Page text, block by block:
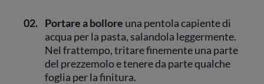
02. Portare a bollore una pentola capiente di
acqua per la pasta, salandola leggermente.
Nel frattempo, tritare finemente una parte
del prezzemolo e tenere da parte qualche
foglia per la finitura.